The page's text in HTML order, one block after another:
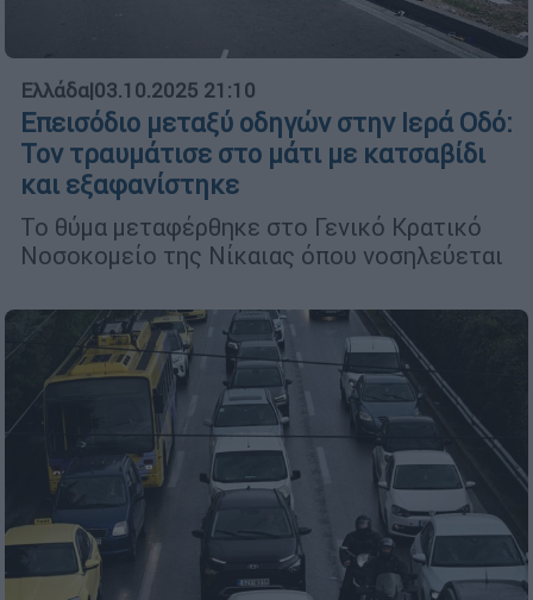
Ελλάδα|03.10.2025 21:10
Επεισόδιο μεταξύ οδηγών στην Ιερά Οδό:
Τον τραυμάτισε στο μάτι με κατσαβίδι
και εξαφανίστηκε
Το θύμα μεταφέρθηκε στο Γενικό Κρατικό
Νοσοκομείο της Νίκαιας όπου νοσηλεύεται